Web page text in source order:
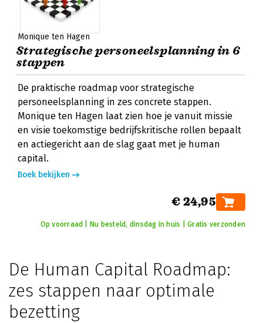
Monique ten Hagen
Strategische personeelsplanning in 6
stappen
De praktische roadmap voor strategische
personeelsplanning in zes concrete stappen.
Monique ten Hagen laat zien hoe je vanuit missie
en visie toekomstige bedrijfskritische rollen bepaalt
en actiegericht aan de slag gaat met je human
capital.
Boek bekijken
€ 24,95
Op voorraad | Nu besteld, dinsdag in huis | Gratis verzonden
De Human Capital Roadmap:
zes stappen naar optimale
bezetting